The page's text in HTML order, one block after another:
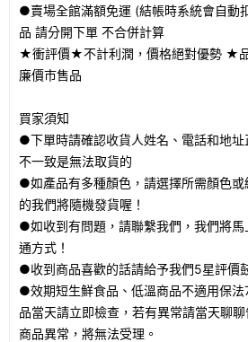
●賣場全館滿額免運 (結帳時系統會自動
品 請分開下單 不合併計算
★衝評價★不計利潤，價格絕對優勢 ★
廉價市售品
買家須知
●下單時請確認收貨人姓名、電話和地
不一致是無法取貨的
●如產品有多種顏色，請選擇所需顏色
的我們將隨機發貨喔！
●如收到有問題，請聯繫我們，我們將
通方式！
●收到商品喜歡的話請給予我們5星評價
●效期短生鮮食品、低溫商品不適用保
品當天請立即檢查，若有異常請當天聊
商品異常，將無法受理。